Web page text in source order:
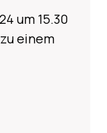
um 15.30
einem